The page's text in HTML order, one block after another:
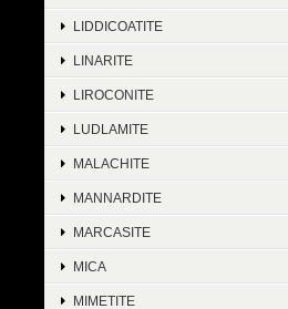
LIDDICOATITE
LINARITE
LIROCONITE
LUDLAMITE
MALACHITE
MANNARDITE
MARCASITE
MICA
MIMETITE